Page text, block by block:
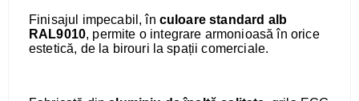
Finisajul impecabil, în culoare standard alb
RAL9010, permite o integrare armonioasă în orice
estetică, de la birouri la spații comerciale.